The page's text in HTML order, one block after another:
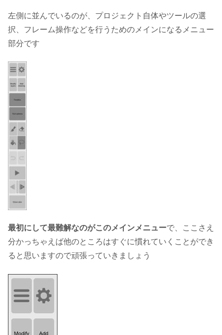
左側に並んでいるのが、プロジェクト自体やツールの選
択、フレーム操作などを行うためのメインになるメニュー
部分です
最初にして最難解なのがこのメインメニューで、ここさえ
分かっちゃえば他のところはすぐに慣れていくことができ
ると思いますので頑張っていきましょう